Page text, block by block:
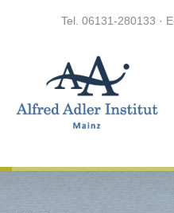
Tel. 06131-280133 ·